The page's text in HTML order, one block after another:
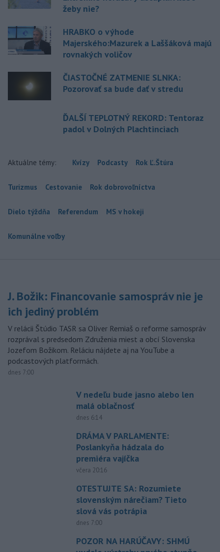
žeby nie?
HRABKO o výhode
Majerského:Mazurek a Laššáková majú
rovnakých voličov
ČIASTOČNÉ ZATMENIE SLNKA:
Pozorovať sa bude dať v stredu
ĎALŠÍ TEPLOTNÝ REKORD: Tentoraz
padol v Dolných Plachtinciach
Aktuálne témy: Kvízy Podcasty Rok Ľ.Štúra
Turizmus Cestovanie Rok dobrovoľníctva
Dielo týždňa Referendum MS v hokeji
Komunálne voľby
J. Božik: Financovanie samospráv nie je
ich jediný problém
V relácii Štúdio TASR sa Oliver Remiaš o reforme samospráv
rozprával s predsedom Združenia miest a obcí Slovenska
Jozefom Božikom. Reláciu nájdete aj na YouTube a
podcastových platformách.
dnes 7:00
V nedeľu bude jasno alebo len
malá oblačnosť
dnes 6:14
DRÁMA V PARLAMENTE:
Poslankyňa hádzala do
premiéra vajíčka
včera 20:16
OTESTUJTE SA: Rozumiete
slovenským nárečiam? Tieto
slová vás potrápia
dnes 7:00
POZOR NA HARÚČAVY: SHMÚ